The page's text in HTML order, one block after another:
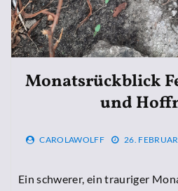
Monatsrückblick
und
CAROLAWOLFF 26.
Ein schwerer, ein trauriger